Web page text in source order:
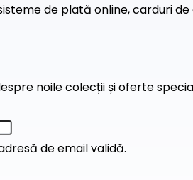
de plată online, carduri
noile colecții și oferte
de email validă.